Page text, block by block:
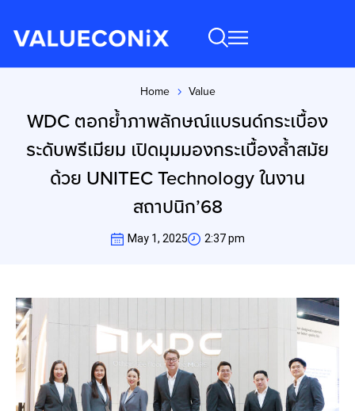
Home Value
WDC ตอกย้ำภาพลักษณ์แบรนด์กระเบื้อง
ระดับพรีเมียม เปิดมุมมองกระเบื้องล้ำสมัย
ด้วย UNITEC Technology ในงาน
สถาปนิก’68
May 1, 2025 2:37 pm